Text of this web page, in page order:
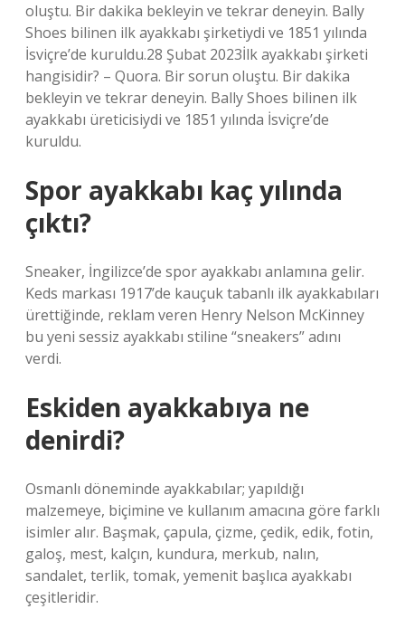
oluştu. Bir dakika bekleyin ve tekrar deneyin. Bally
Shoes bilinen ilk ayakkabı şirketiydi ve 1851 yılında
İsviçre’de kuruldu.28 Şubat 2023İlk ayakkabı şirketi
hangisidir? – Quora. Bir sorun oluştu. Bir dakika
bekleyin ve tekrar deneyin. Bally Shoes bilinen ilk
ayakkabı üreticisiydi ve 1851 yılında İsviçre’de
kuruldu.
Spor ayakkabı kaç yılında
çıktı?
Sneaker, İngilizce’de spor ayakkabı anlamına gelir.
Keds markası 1917’de kauçuk tabanlı ilk ayakkabıları
ürettiğinde, reklam veren Henry Nelson McKinney
bu yeni sessiz ayakkabı stiline “sneakers” adını
verdi.
Eskiden ayakkabıya ne
denirdi?
Osmanlı döneminde ayakkabılar; yapıldığı
malzemeye, biçimine ve kullanım amacına göre farklı
isimler alır. Başmak, çapula, çizme, çedik, edik, fotin,
galoş, mest, kalçın, kundura, merkub, nalın,
sandalet, terlik, tomak, yemenit başlıca ayakkabı
çeşitleridir.